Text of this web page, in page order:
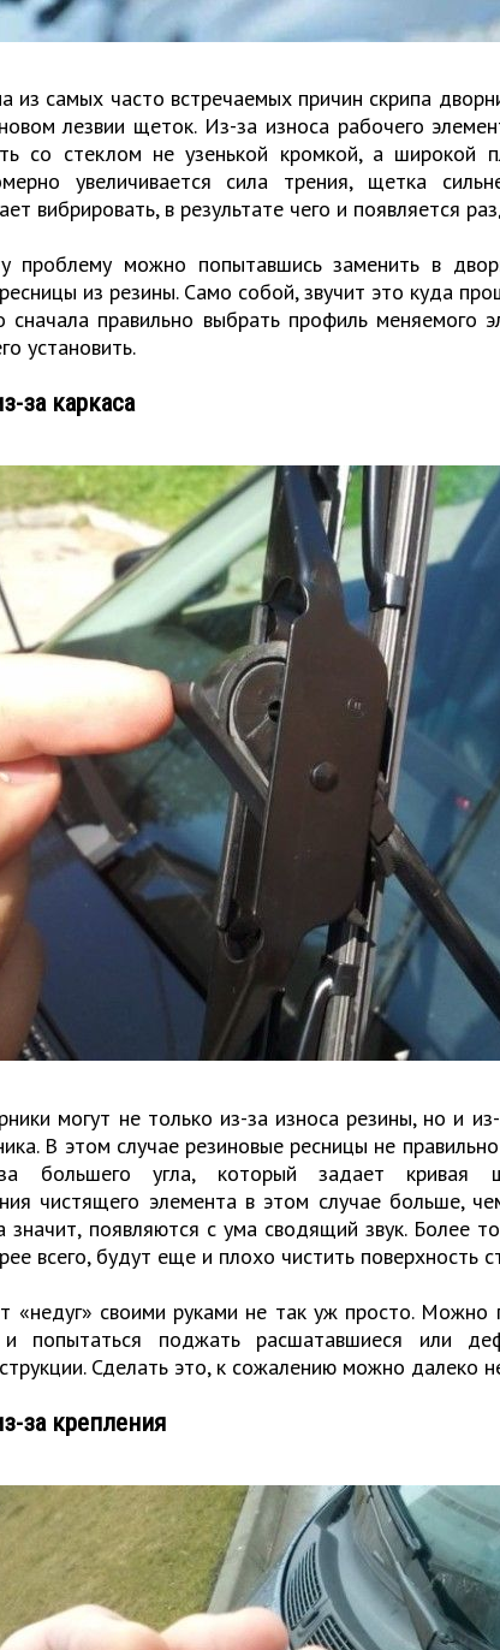
из самых часто встречаемых причин скрипа
лезвии щеток. Из-за износа рабочего
со стеклом не узенькой кромкой, а широкой
увеличивается сила трения, щетка
вибрировать, в результате чего и появляется
проблему можно попытавшись заменить в
из резины. Само собой, звучит это куда
сначала правильно выбрать профиль меняемого
установить.
за каркаса
могут не только из-за износа резины, но и
В этом случае резиновые ресницы не
большего угла, который задает кривая
чистящего элемента в этом случае больше,
значит, появляются с ума сводящий звук. Более
всего, будут еще и плохо чистить поверхность
«недуг» своими руками не так уж просто. Можно
и попытаться поджать расшатавшиеся или
Сделать это, к сожалению можно далеко
за крепления